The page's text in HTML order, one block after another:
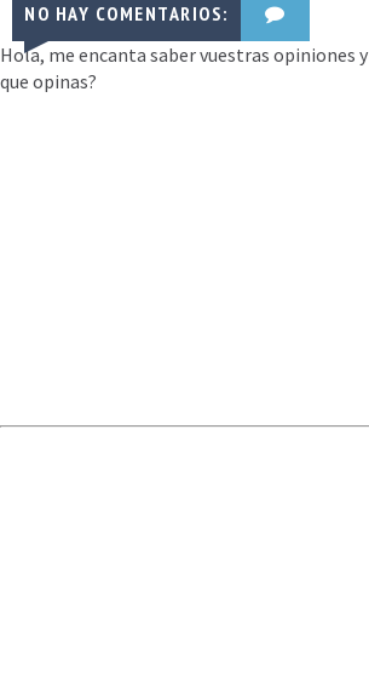
NO HAY COMENTARIOS:
Hola, me encanta saber vuestras opiniones
que opinas?